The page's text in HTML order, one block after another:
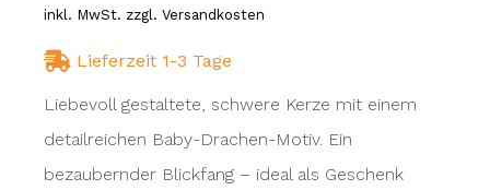
inkl. MwSt. zzgl. Versandkosten
Lieferzeit 1-3 Tage
Liebevoll gestaltete, schwere Kerze mit einem
detailreichen Baby-Drachen-Motiv. Ein
bezaubernder Blickfang – ideal als Geschenk